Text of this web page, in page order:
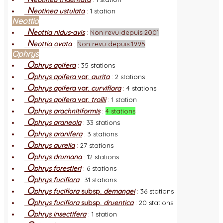
Neotinea ustulata: 1 station
Neottia
Neottia nidus-avis: Non revu depuis 2001
Neottia ovata: Non revu depuis 1995
Ophrys
Ophrys apifera: 35 stations
Ophrys apiferavar. aurita: 2 stations
Ophrys apiferavar. curviflora: 4 stations
Ophrys apiferavar. trollii: 1 station
Ophrys arachnitiformis: 4 stations
Ophrys araneola: 33 stations
Ophrys aranifera: 3 stations
Ophrys aurelia: 27 stations
Ophrys drumana: 12 stations
Ophrys forestieri: 6 stations
Ophrys fuciflora: 31 stations
Ophrys fuciflorasubsp. demangei: 36 stations
Ophrys fuciflorasubsp. druentica: 20 stations
Ophrys insectifera: 1 station